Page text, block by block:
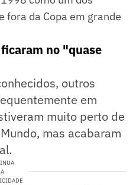
fora da Copa em grande
no "quase
outros
em
muito perto de
mas acabaram